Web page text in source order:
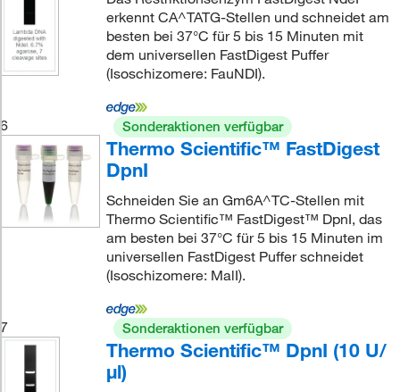
erkennt CA^TATG-Stellen und schneidet am
besten bei 37°C für 5 bis 15 Minuten mit
dem universellen FastDigest Puffer
(Isoschizomere: FauNDI).
6 Sonderaktionen verfügbar
Thermo Scientific™ FastDigest
DpnI
Schneiden Sie an Gm6A^TC-Stellen mit
Thermo Scientific™ FastDigest™ DpnI, das
am besten bei 37°C für 5 bis 15 Minuten im
universellen FastDigest Puffer schneidet
(Isoschizomere: MalI).
7 Sonderaktionen verfügbar
Thermo Scientific™ DpnI (10 U/
μl)